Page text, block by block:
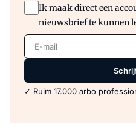
Ik maak direct een
nieuwsbrief te kunnen
E-mail
✓ Ruim 17.000 arbo